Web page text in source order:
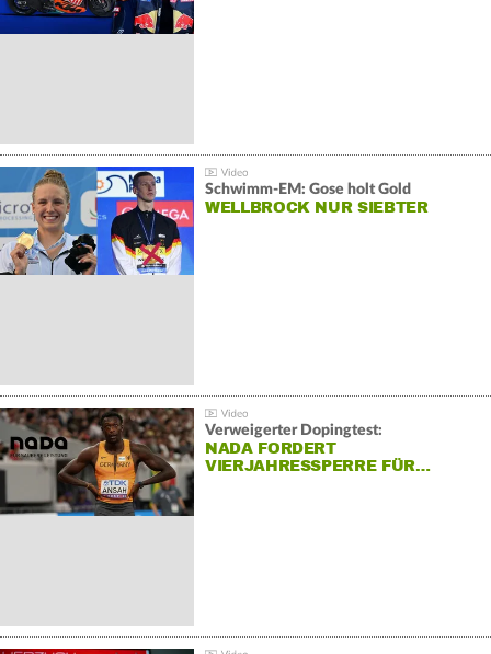
Schwimm-EM: Gose holt Gold
WELLBROCK NUR SIEBTER
Verweigerter Dopingtest:
NADA FORDERT
VIERJAHRESSPERRE FÜR…